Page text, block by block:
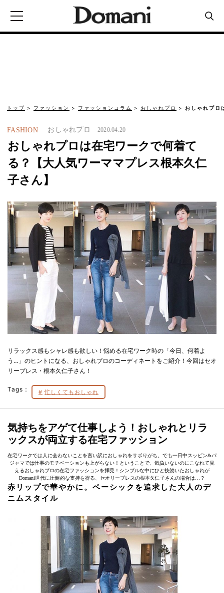
トップ ファッション ファッションコラム おしゃれプロ おしゃれプロ
FASHION おしゃれプロ 2020.04.20
おしゃれプロは在宅ワークで何着て
る？【大人気ワーママプレス根本久仁
子さん】
リラックス感もシャレ感も欲しい！悩める在宅ワーク時の「今日、何着よ
う…」のヒントになる、おしゃれプロのコーディネートをご紹介！今回はセオ
リープレス・根本久仁子さん！
Tags： 忙しくてもおしゃれ
気持ちをアゲて仕事しよう！おしゃれとリラ
ックスが両立する在宅ファッション
在宅ワークでは人に会わないことを言い訳におしゃれをサボりがち。でも一日中スッピン&パ
ジャマでは仕事のモチベーションも上がらない！ということで、気負いないのにこなれて見
えるおしゃれプロの在宅ファッションを拝見！シンプルな中にひと技効いたおしゃれが
Domani世代に圧倒的な支持を得る、セオリープレスの根本久仁子さんの場合は…？
赤リップで華やかに。ベーシックを追求した大人のデ
ニムスタイル